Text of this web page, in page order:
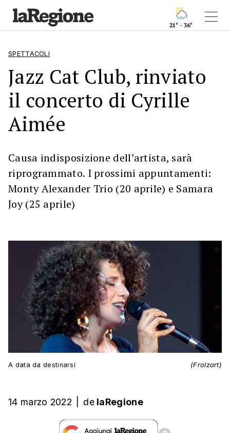
21° - 36°
SPETTACOLI
Jazz Cat Club, rinviato
il concerto di Cyrille
Aimée
Causa indisposizione dell’artista, sarà
riprogrammato. I prossimi appuntamenti:
Monty Alexander Trio (20 aprile) e Samara
Joy (25 aprile)
A data da destinarsi (Frolzart)
14 marzo 2022 de laRegione